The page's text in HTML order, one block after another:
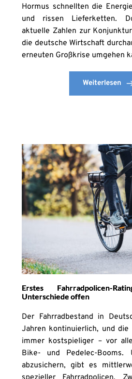
Hormus schnellten die
und rissen Lieferketten.
aktuelle Zahlen zur
die deutsche Wirtschaft
erneuten Großkrise umgehen
Weiterlesen
Erstes Fahrradpolicen-
Unterschiede offen
Der Fahrradbestand in
Jahren kontinuierlich, und die
immer kostspieliger – vor
Bike- und Pedelec-Booms.
abzusichern, gibt es